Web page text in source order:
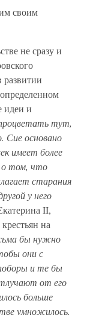
своим
не сразу и
идеи и
тут,
Сие основано
имеет более
о том, что
старания
у него
II,
на
бы нужно
они с
и те бы
от его
больше
умножилось.